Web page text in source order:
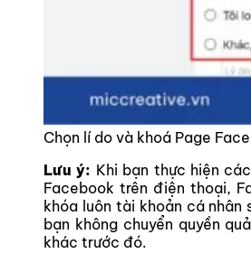
Chọn lí do và khoá Page
Lưu ý: Khi bạn thực hiện
Facebook trên điện thoại,
khóa luôn tài khoản cá nhân
bạn không chuyển quyền
khác trước đó.